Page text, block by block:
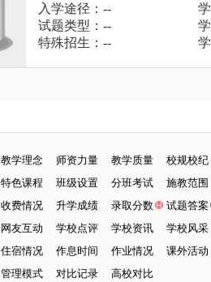
入学途径：--
试题类型：--
特殊招生：--
教学理念 师资力量 教学质量
校规校纪
特色课程 班级设置 分班考试
施教范围
收费情况 升学成绩 录取分数
试题答案
网友互动 学校点评 学校资讯
学校风采
住宿情况 作息时间 作业情况
课外活动
管理模式 对比记录 高校对比